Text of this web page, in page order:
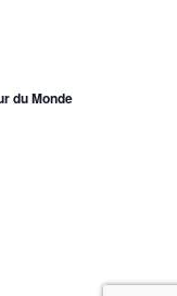
du Monde